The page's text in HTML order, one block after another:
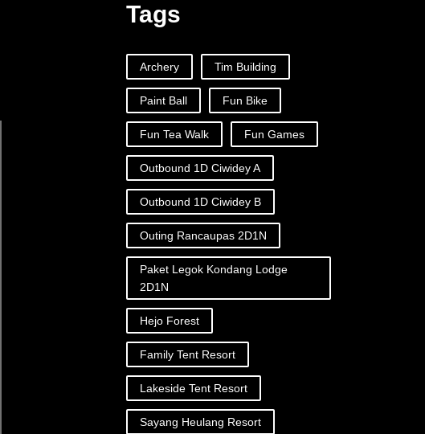
Tags
Archery Tim Building
Paint Ball Fun Bike
Fun Tea Walk Fun Games
Outbound 1D Ciwidey A
Outbound 1D Ciwidey B
Outing Rancaupas 2D1N
Paket Legok Kondang Lodge
2D1N
Hejo Forest
Family Tent Resort
Lakeside Tent Resort
Sayang Heulang Resort